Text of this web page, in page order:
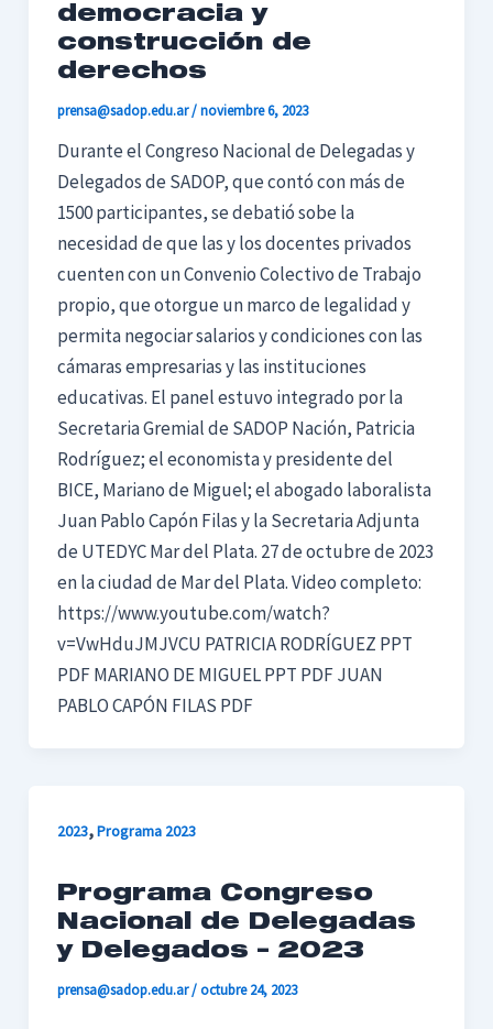
democracia y
construcción de
derechos
prensa@sadop.edu.ar/noviembre 6, 2023
Durante el Congreso Nacional de Delegadas y
Delegados de SADOP, que contó con más de
1500 participantes, se debatió sobe la
necesidad de que las y los docentes privados
cuenten con un Convenio Colectivo de Trabajo
propio, que otorgue un marco de legalidad y
permita negociar salarios y condiciones con las
cámaras empresarias y las instituciones
educativas. El panel estuvo integrado por la
Secretaria Gremial de SADOP Nación, Patricia
Rodríguez; el economista y presidente del
BICE, Mariano de Miguel; el abogado laboralista
Juan Pablo Capón Filas y la Secretaria Adjunta
de UTEDYC Mar del Plata. 27 de octubre de 2023
en la ciudad de Mar del Plata. Video completo:
https://www.youtube.com/watch?
v=VwHduJMJVCU PATRICIA RODRÍGUEZ PPT
PDF MARIANO DE MIGUEL PPT PDF JUAN
PABLO CAPÓN FILAS PDF
2023,Programa 2023
Programa Congreso
Nacional de Delegadas
y Delegados – 2023
prensa@sadop.edu.ar/octubre 24, 2023